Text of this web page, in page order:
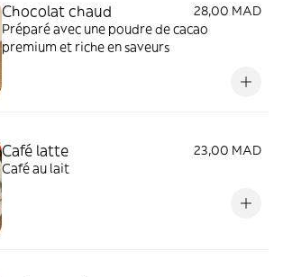
Chocolat chaud
28,00 MAD
Préparé avec une poudre de cacao
premium et riche en saveurs
Café latte
23,00 MAD
Café au lait